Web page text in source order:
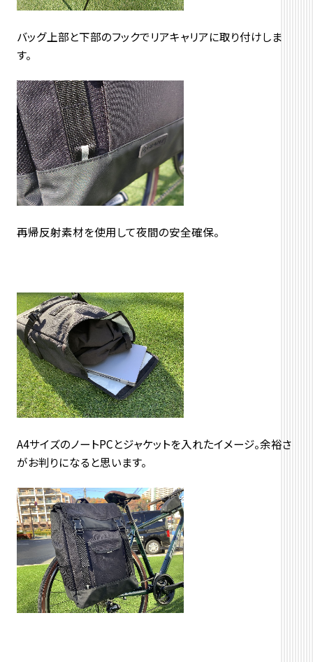
バッグ上部と下部のフックでリアキャリアに取り付けしま
す。
再帰反射素材を使用して夜間の安全確保。
A4サイズのノートPCとジャケットを入れたイメージ。余裕さ
がお判りになると思います。